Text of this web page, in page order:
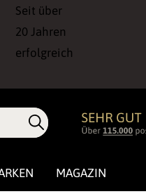
Seit über
20 Jahren
erfolgreich
MAGAZIN